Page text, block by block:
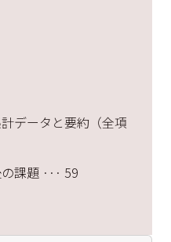
データと要約（全項
課題 ··· 59